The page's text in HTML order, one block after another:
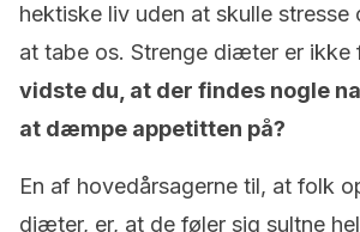
hektiske liv uden at skulle stresse
at tabe os. Strenge diæter er ikke
vidste du, at der findes nogle
at dæmpe appetitten på?
En af hovedårsagerne til, at folk
diæter, er, at de føler sig sultne